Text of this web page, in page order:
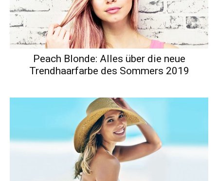
Peach Blonde: Alles über die neue
Trendhaarfarbe des Sommers 2019